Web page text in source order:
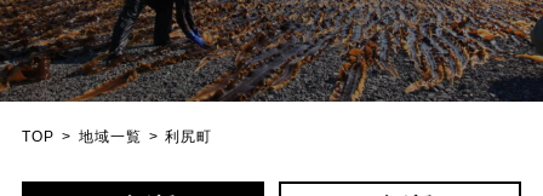
TOP 地域一覧 利尻町